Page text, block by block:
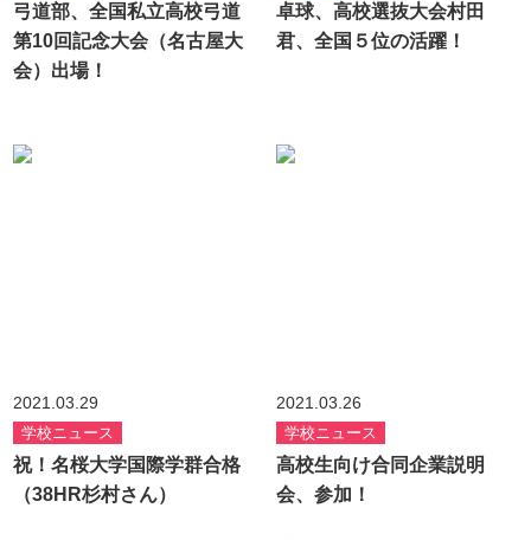
弓道部、全国私立高校弓道
第10回記念大会（名古屋大
会）出場！
卓球、高校選抜大会村田
君、全国５位の活躍！
2021.03.29
学校ニュース
祝！名桜大学国際学群合格
（38HR杉村さん）
2021.03.26
学校ニュース
高校生向け合同企業説明
会、参加！